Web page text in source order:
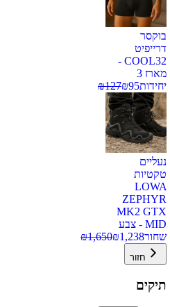
בוקסר
דרייפיט
COOL32 -
מארז 3
יחידות
₪95
₪127
נעליים
טקטיות
LOWA
ZEPHYR
MK2 GTX
MID - צבע
שחור
₪1,238
₪1,650
חזור
תיקים